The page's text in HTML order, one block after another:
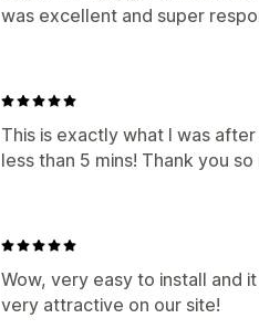
was excellent and super
This is exactly what I was
less than 5 mins! Thank you so
Wow, very easy to install and
very attractive on our site!